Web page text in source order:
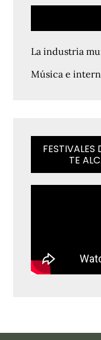
La industria
Música e
FESTIVALES
TE